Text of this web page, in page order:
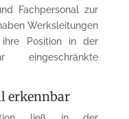
Fachpersonal zur
Werksleitungen
ihre Position in der
eingeschränkte
erkennbar